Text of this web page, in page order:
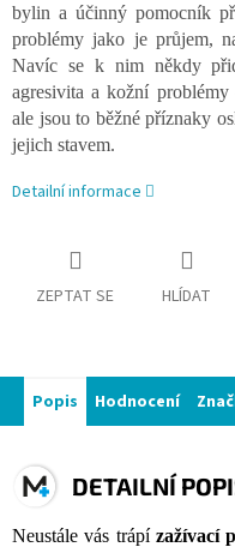
bylin a účinný pomocník
problémy jako je průjem,
Navíc se k nim někdy
agresivita a kožní problémy
ale jsou to běžné příznaky
jejich stavem.
Detailní informace
ZEPTAT SE HLÍDAT
Popis Hodnocení
DETAILNÍ
Neustále vás trápí zažívací